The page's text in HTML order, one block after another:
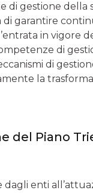
di gestione della
garantire
in vigore
di
di
la
del Piano
enti